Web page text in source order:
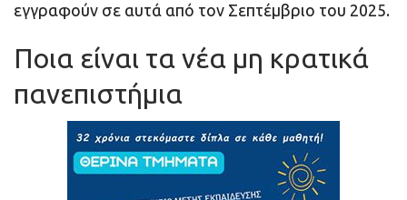
εγγραφούν σε αυτά από τον Σεπτέμβριο του 2025.
Ποια είναι τα νέα μη κρατικά
πανεπιστήμια